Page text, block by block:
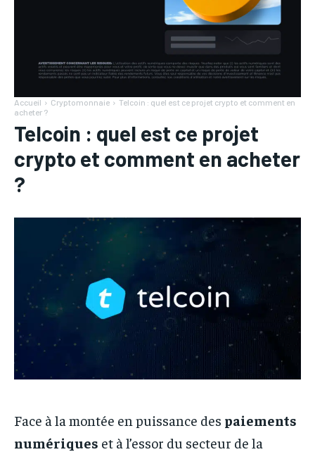
Accueil Cryptomonnaie
Telcoin : quel est ce projet crypto et comment en
acheter ?
Telcoin : quel est ce projet
crypto et comment en acheter
?
Face à la montée en puissance des paiements
numériques et à l’essor du secteur de la